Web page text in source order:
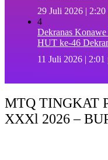
29 Juli 2026 | 2:20
4
Dekranas
HUT ke-46
11 Juli 2026 | 2:01
MTQ TINGKAT
XXXl 2026 –